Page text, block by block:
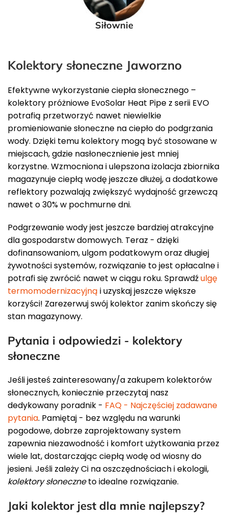
Siłownie
Kolektory słoneczne Jaworzno
Efektywne wykorzystanie ciepła słonecznego –
kolektory próżniowe EvoSolar Heat Pipe z serii EVO
potrafią przetworzyć nawet niewielkie
promieniowanie słoneczne na ciepło do podgrzania
wody. Dzięki temu kolektory mogą być stosowane w
miejscach, gdzie nasłonecznienie jest mniej
korzystne. Wzmocniona i ulepszona izolacja zbiornika
magazynuje ciepłą wodę jeszcze dłużej, a dodatkowe
reflektory pozwalają zwiększyć wydajność grzewczą
nawet o 30% w pochmurne dni.
Podgrzewanie wody jest jeszcze bardziej atrakcyjne
dla gospodarstw domowych. Teraz - dzięki
dofinansowaniom, ulgom podatkowym oraz długiej
żywotności systemów, rozwiązanie to jest opłacalne i
potrafi się zwrócić nawet w ciągu roku. Sprawdźulgę
termomodernizacyjną i uzyskaj jeszcze większe
korzyści! Zarezerwuj swój kolektor zanim skończy się
stan magazynowy.
Pytania i odpowiedzi - kolektory
słoneczne
Jeśli jesteś zainteresowany/a zakupem kolektorów
słonecznych, koniecznie przeczytaj nasz
dedykowany poradnik - FAQ - Najczęściej zadawane
pytania. Pamiętaj - bez względu na warunki
pogodowe, dobrze zaprojektowany system
zapewnia niezawodność i komfort użytkowania przez
wiele lat, dostarczając ciepłą wodę od wiosny do
jesieni. Jeśli zależy Ci na oszczędnościach i ekologii,
kolektory słoneczneto idealne rozwiązanie.
Jaki kolektor jest dla mnie najlepszy?